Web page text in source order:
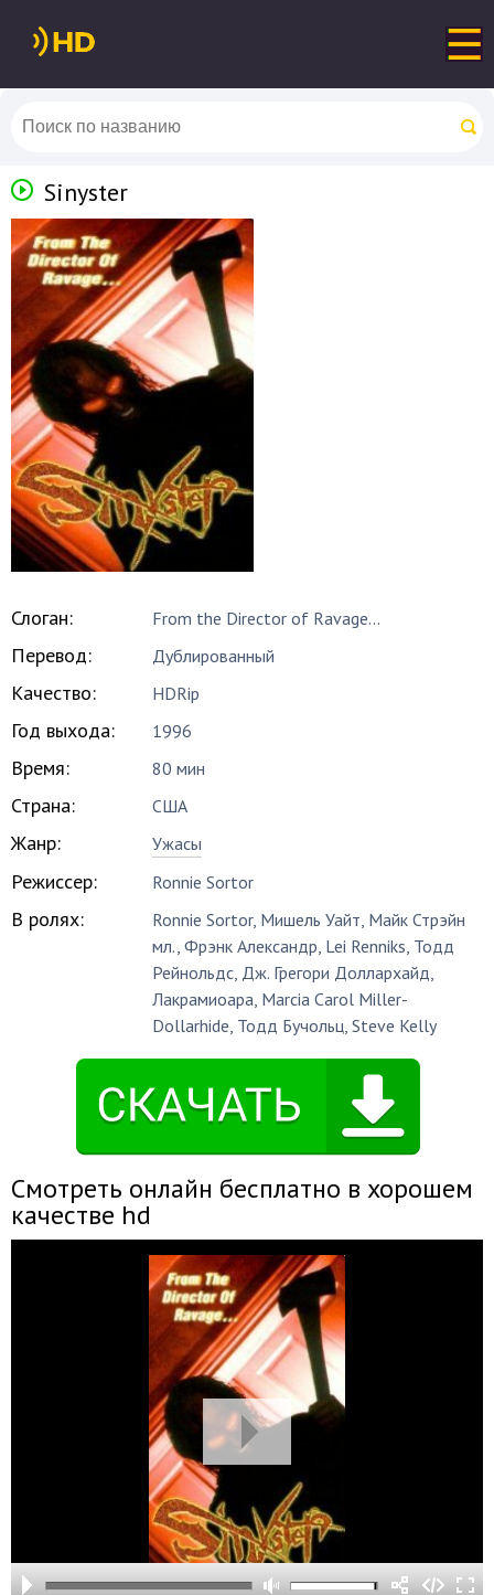
Sinyster
Слоган: From the Director of Ravage...
Перевод: Дублированный
Качество: HDRip
Год выхода: 1996
Время: 80 мин
Страна: США
Жанр: Ужасы
Режиссер: Ronnie Sortor
В ролях: Ronnie Sortor, Мишель Уайт, Майк Стрэйн
мл.,Фрэнк Александр, Lei Renniks, Тодд
Рейнольдс, Дж. Грегори Доллархайд,
Лакрамиоара, Marcia Carol Miller-
Dollarhide, Тодд Бучольц,Steve Kelly
Смотреть онлайн бесплатно в хорошем
качестве hd